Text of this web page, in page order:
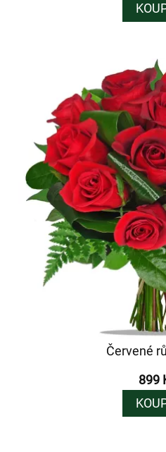
Červené
899